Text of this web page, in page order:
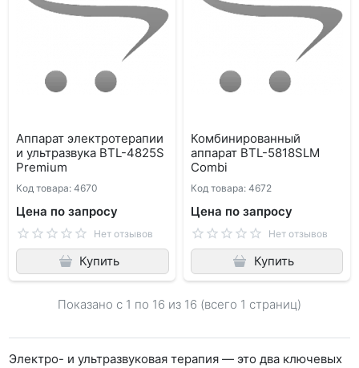
Аппарат электротерапии
и ультразвука BTL-4825S
Premium
Код товара: 4670
Цена по запросу
Нет отзывов
Купить
Комбинированный
аппарат BTL-5818SLM
Combi
Код товара: 4672
Цена по запросу
Нет отзывов
Купить
Показано с 1 по 16 из 16 (всего 1 страниц)
Электро- и ультразвуковая терапия — это два ключевых